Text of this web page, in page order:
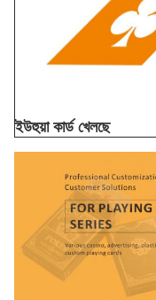
ইউহুয়া কার্ড খেলছে